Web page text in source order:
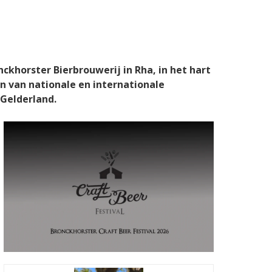
Bierbrouwerij in Rha, in het hart
van nationale en internationale